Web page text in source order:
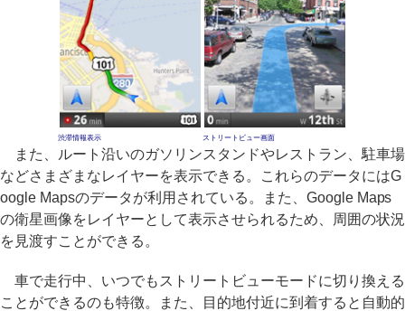
渋滞情報表示 ストリートビュー画面
また、ルート沿いのガソリンスタンドやレストラン、駐車場
などさまざまなレイヤーを表示できる。これらのデータにはG
oogle Mapsのデータが利用されている。また、Google Maps
の衛星画像をレイヤーとして表示させられるため、周囲の状況
を見渡すことができる。
車で走行中、いつでもストリートビューモードに切り換える
ことができるのも特徴。また、目的地付近に到着すると自動的